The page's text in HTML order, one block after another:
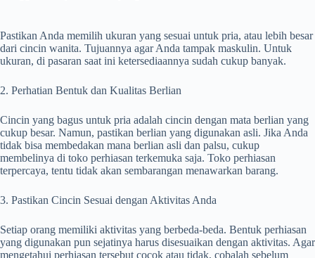
Pastikan Anda memilih ukuran yang sesuai untuk pria, atau lebih besar
dari cincin wanita. Tujuannya agar Anda tampak maskulin. Untuk
ukuran, di pasaran saat ini ketersediaannya sudah cukup banyak.
2. Perhatian Bentuk dan Kualitas Berlian
Cincin yang bagus untuk pria adalah cincin dengan mata berlian yang
cukup besar. Namun, pastikan berlian yang digunakan asli. Jika Anda
tidak bisa membedakan mana berlian asli dan palsu, cukup
membelinya di toko perhiasan terkemuka saja. Toko perhiasan
terpercaya, tentu tidak akan sembarangan menawarkan barang.
3. Pastikan Cincin Sesuai dengan Aktivitas Anda
Setiap orang memiliki aktivitas yang berbeda-beda. Bentuk perhiasan
yang digunakan pun sejatinya harus disesuaikan dengan aktivitas. Agar
mengetahui perhiasan tersebut cocok atau tidak, cobalah sebelum